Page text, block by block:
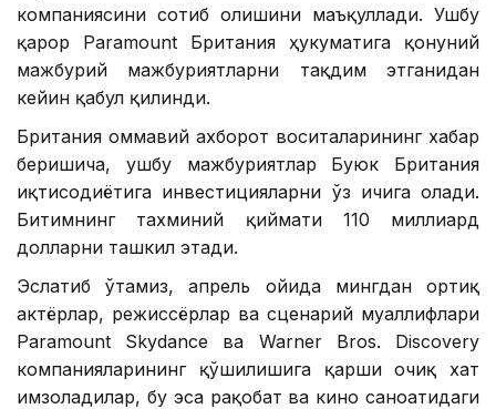
компаниясини сотиб олишини маъқуллади. Ушбу
қарор Paramount Британия ҳукуматига қонуний
мажбурий мажбуриятларни тақдим этганидан
кейин қабул қилинди.
Британия оммавий ахборот воситаларининг хабар
беришича, ушбу мажбуриятлар Буюк Британия
иқтисодиётига инвестицияларни ўз ичига олади.
Битимнинг тахминий қиймати 110 миллиард
долларни ташкил этади.
Эслатиб ўтамиз, апрель ойида мингдан ортиқ
актёрлар, режиссёрлар ва сценарий муаллифлари
Paramount Skydance ва Warner Bros. Discovery
компанияларининг қўшилишига қарши очиқ хат
имзоладилар, бу эса рақобат ва кино саноатидаги